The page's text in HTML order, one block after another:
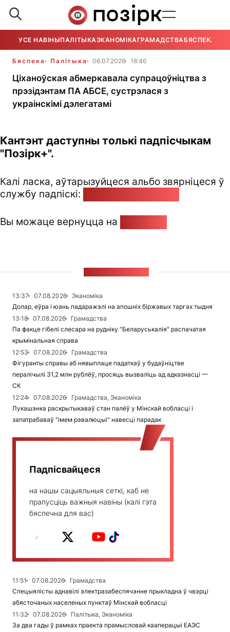
УСЕ НАВІНЫПАЛІТЫКАЭКАНОМІКАГРАМАДСТВАБЯСПЕКА
Бяспека Палітыка 06.07.2026 18:46
Ціханоўская абмеркавала супрацоўніцтва з
прэзідэнтам ПА АБСЕ, сустрэлася з
украінскімі дэлегатамі
Кантэнт даступны толькі падпісчыкам
"Позірк+".
Калі ласка, аўтарызуйцеся альбо звярніцеся ў
службу падпіскі:
Вы можаце вернуцца на
13:37 07.08.2026
Эканоміка
Долар, еўра і юань падаражэлі на апошніх біржавых таргах тыдня
13:18
07.08.2026
Грамадства
Па факце гібелі слесара на рудніку "Беларуськалія" распачатая
крымінальная справа
12:53
07.08.2026
Грамадства
Фігуранты справы аб нявыплаце падаткаў у будаўніцтве
пералічылі 31,2 млн рублёў, просяць вызваліць ад адказнасці —
СК
12:24
07.08.2026
Грамадства, Эканоміка
Лукашэнка раскрытыкаваў стан палёў у Мінскай вобласці і
запатрабаваў "імем рэвалюцыі" навесці парадак
Падпісвайцеся
на нашы сацыяльныя сеткі, каб не
прапусціць важныя навіны (калі гэта
бяспечна для вас)
11:51 07.08.2026
Грамадства
Спецыялісты аднавілі электразабеспячэнне прыкладна ў чвэрці
абясточаных населеных пунктаў Мінскай вобласці
11:32
07.08.2026
Палітыка, Эканоміка
За два гады ў рамках праекта прамысловай кааперацыі ЕАЭС